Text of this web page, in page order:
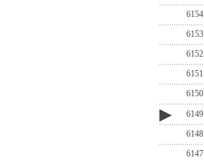
6154
6153
6152
6151
6150
▶ 6149
6148
6147